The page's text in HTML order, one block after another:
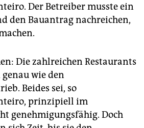
Der Betreiber musste ein
den Bauantrag nach­reichen,
Die zahlreichen Restaurants
wie den
Beides sei, so
prinzipiell im
genehmigungsfähig. Doch